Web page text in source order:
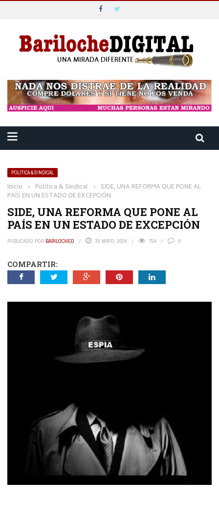
POLÍTICA & SINDICAL
Inicio › Política & Sindical › SIDE, UNA REFORMA QUE PONE AL
PAÍS EN UN ESTADO DE EXCEPCIÓN
SIDE, UNA REFORMA QUE PONE AL
PAÍS EN UN ESTADO DE EXCEPCIÓN
PUBLICADO POR BARILOCHED 30 MAYO, 2026 754 0
COMPARTIR: